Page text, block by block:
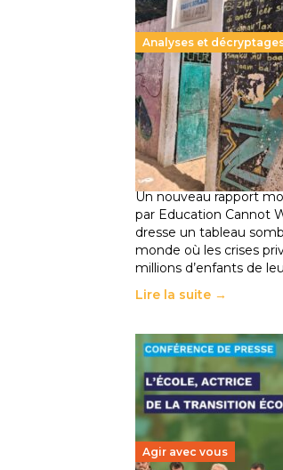
Analyses et
258 millions
de la guerre, des
climatiques et des
déplacements de
11 juillet 2026 -National
Un nouveau rapport
par Education Cannot
dresse un tableau
monde où les crises
millions d’enfants de
Lire la suite →
Agir avec vous